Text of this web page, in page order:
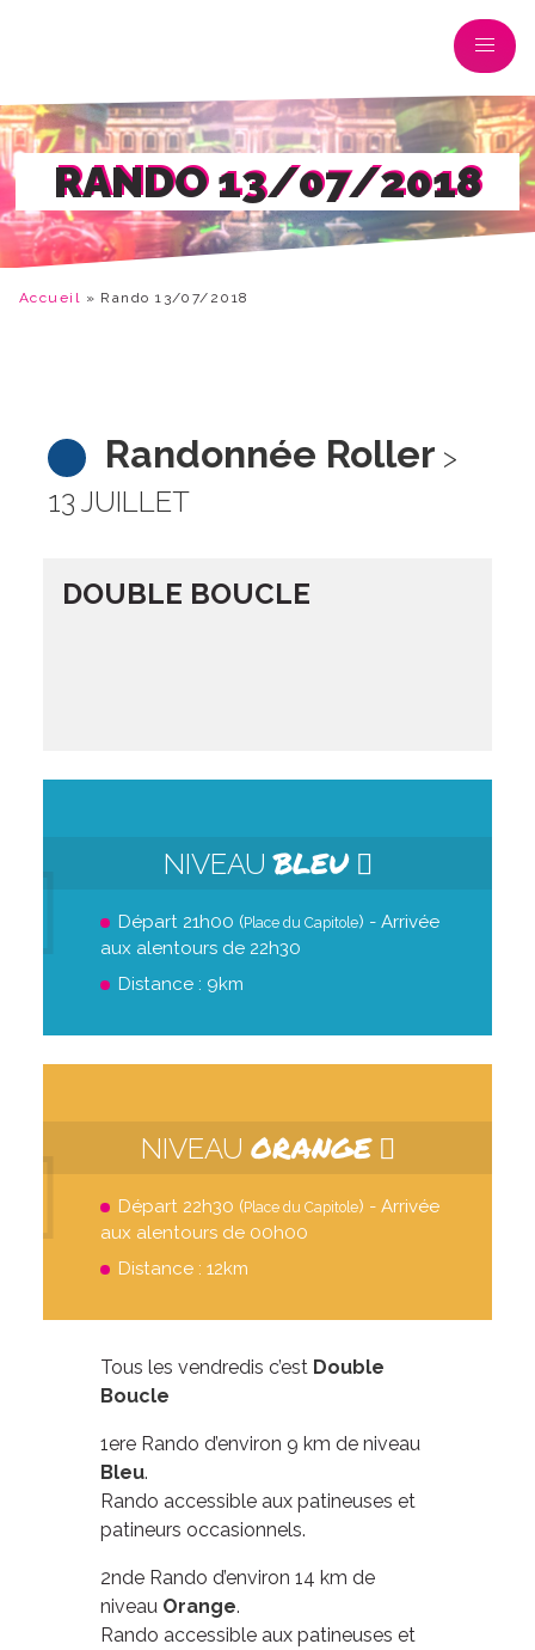
RANDO 13/07/2018
Accueil » Rando 13/07/2018
Randonnée Roller >
13 JUILLET
DOUBLE BOUCLE
NIVEAUBLEU
Départ 21h00 (Place du Capitole) - Arrivée
aux alentours de 22h30
Distance : 9km
NIVEAU ORANGE
Départ 22h30 (Place du Capitole) - Arrivée
aux alentours de 00h00
Distance : 12km
Tous les vendredis c’est Double
Boucle
1ere Rando d’environ 9 km de niveau
Bleu.
Rando accessible aux patineuses et
patineurs occasionnels.
2nde Rando d’environ 14 km de
niveau Orange.
Rando accessible aux patineuses et